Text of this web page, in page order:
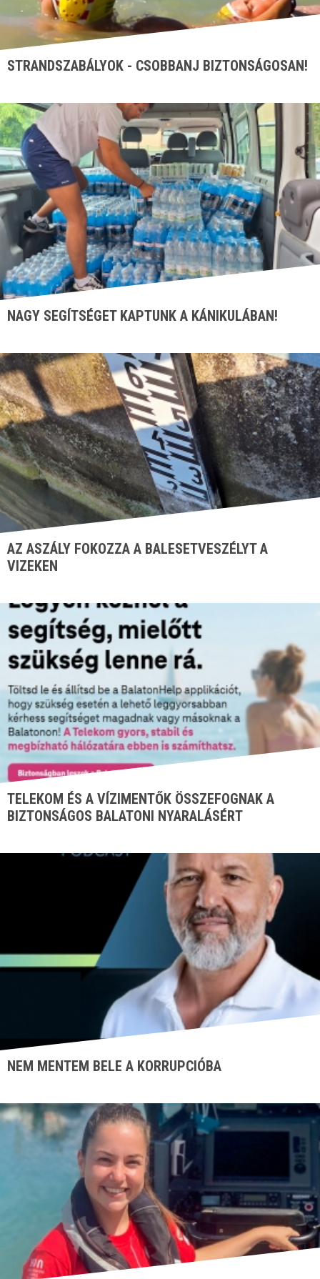
STRANDSZABÁLYOK - CSOBBANJ BIZTONSÁGOSAN!
NAGY SEGÍTSÉGET KAPTUNK A KÁNIKULÁBAN!
AZ ASZÁLY FOKOZZA A BALESETVESZÉLYT A
VIZEKEN
TELEKOM ÉS A VÍZIMENTŐK ÖSSZEFOGNAK A
BIZTONSÁGOS BALATONI NYARALÁSÉRT
NEM MENTEM BELE A KORRUPCIÓBA